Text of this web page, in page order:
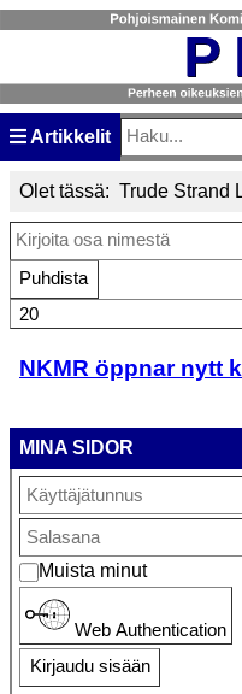
Artikkelit
Etsi
Type 2 or
Olet tässä: Trude Strand
Kirjoita osa nimestä
Puhdista
Näyttö #
NKMR öppnar nytt
MINA SIDOR
Muista minut
Web Authentication
Kirjaudu sisään